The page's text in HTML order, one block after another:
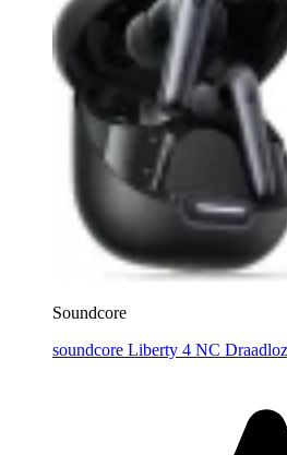
Soundcore
soundcore Liberty 4 NC